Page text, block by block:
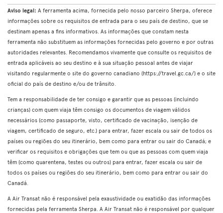
Aviso legal: A ferramenta acima, fornecida pelo nosso parceiro Sherpa, oferece
informações sobre os requisitos de entrada para o seu país de destino, que se
destinam apenas a fins informativos. As informações que constam nesta
ferramenta não substituem as informações fornecidas pelo governo e por outras
autoridades relevantes. Recomendamos vivamente que consulte os requisitos de
entrada aplicáveis ao seu destino e à sua situação pessoal antes de viajar
visitando regularmente o site do governo canadiano (https://travel.gc.ca/) e o site
oficial do país de destino e/ou de trânsito.
Tem a responsabilidade de ter consigo e garantir que as pessoas (incluindo
crianças) com quem viaja têm consigo os documentos de viagem válidos
necessários (como passaporte, visto, certificado de vacinação, isenção de
viagem, certificado de seguro, etc.) para entrar, fazer escala ou sair de todos os
países ou regiões do seu itinerário, bem como para entrar ou sair do Canadá; e
verificar os requisitos e obrigações que tem ou que as pessoas com quem viaja
têm (como quarentena, testes ou outros) para entrar, fazer escala ou sair de
todos os países ou regiões do seu itinerário, bem como para entrar ou sair do
Canadá.
A Air Transat não é responsável pela exaustividade ou exatidão das informações
fornecidas pela ferramenta Sherpa. A Air Transat não é responsável por qualquer